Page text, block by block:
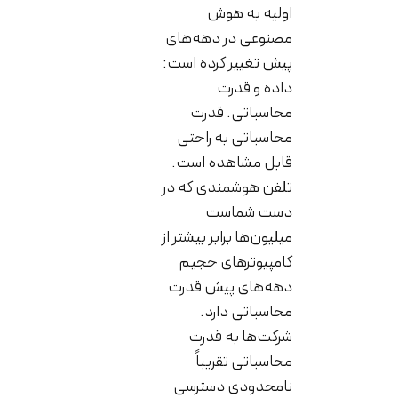
اولیه به هوش
مصنوعی در دهه‌های
پیش تغییر کرده است:
داده و قدرت
محاسباتی. قدرت
محاسباتی به راحتی
قابل مشاهده است.
تلفن هوشمندی که در
دست شماست
میلیون‌ها برابر بیشتر از
کامپیوترهای حجیم
دهه‌های پیش قدرت
محاسباتی دارد.
شرکت‌ها به قدرت
محاسباتی تقریباً
نامحدودی دسترسی